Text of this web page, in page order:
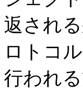
返され
ロトコ
行われ